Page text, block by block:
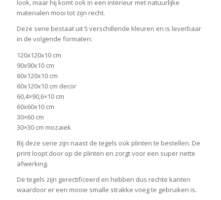
look, maar hij komt ook in een interieur met natuurlijke
materialen mooi tot zijn recht.
Deze serie bestaat uit 5 verschillende kleuren en is leverbaar
in de volgende formaten:
120x120x10 cm
90x90x10 cm
60x120x10 cm
60x120x10 cm decor
60,4×90,6×10 cm
60x60x10 cm
30×60 cm
30×30 cm mozaiek
Bij deze serie zijn naast de tegels ook plinten te bestellen. De
print loopt door op de plinten en zorgt voor een super nette
afwerking.
De tegels zijn gerectificeerd en hebben dus rechte kanten
waardoor er een mooie smalle strakke voeg te gebruiken is.